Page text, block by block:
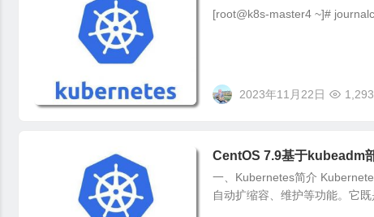
[root@k8s-master4 ~]#
2023年11月22日 1,293
CentOS 7.9基于kubeadm
一、Kubernetes简介
自动扩缩容、维护等功能。它